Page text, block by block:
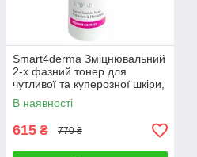
Smart4derma Зміцнювальний
2-х фазний тонер для
чутливої та куперозної шкіри,
250 мл
В наявності
615 ₴ 770 ₴